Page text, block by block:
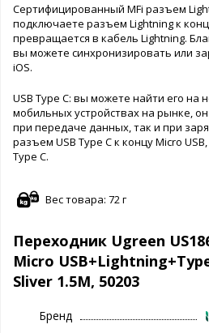
Сертифицированный MFi разъем
подключаете разъем Lightning к
превращается в кабель Lightning.
вы можете синхронизировать или
iOS.
USB Type C: вы можете найти его на
мобильных устройствах на рынке,
при передаче данных, так и при
разъем USB Type C к концу Micro
Type C.
Вес товара: 72 г
Переходник Ugreen
Micro
Sliver 1.5M, 50203
Бренд